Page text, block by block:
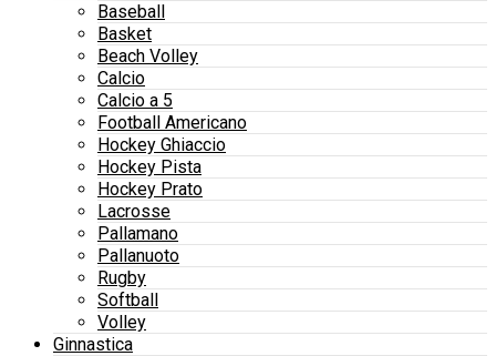
Baseball
Basket
Beach Volley
Calcio
Calcio a 5
Football Americano
Hockey Ghiaccio
Hockey Pista
Hockey Prato
Lacrosse
Pallamano
Pallanuoto
Rugby
Softball
Volley
Ginnastica